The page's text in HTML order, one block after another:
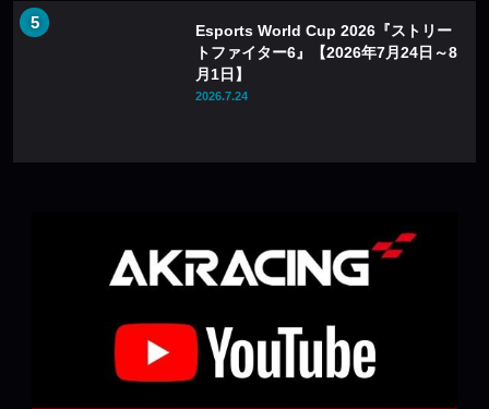
Esports World Cup 2026『ストリー
トファイター6』【2026年7月24日～8
月1日】
2026.7.24